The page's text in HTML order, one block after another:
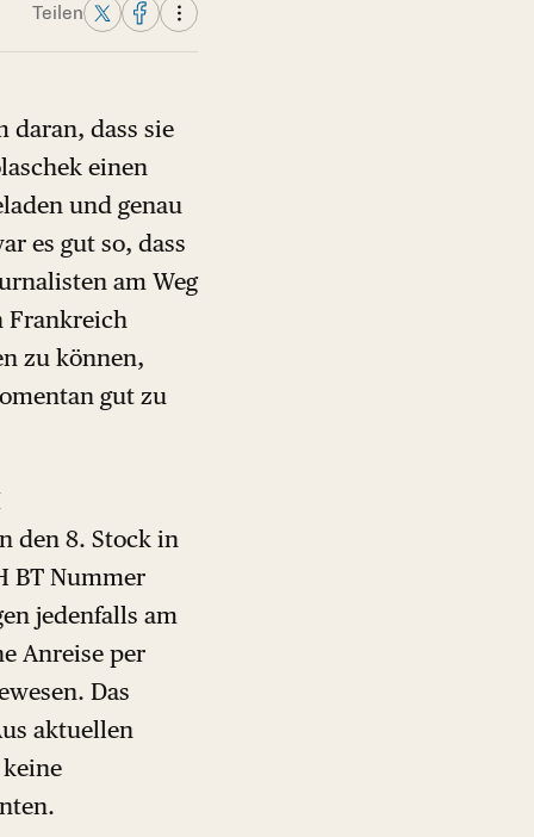
Teilen
daran, dass sie
einen
und genau
es gut so, dass
am Weg
Frankreich
zu können,
gut zu
den 8. Stock in
BT Nummer
jedenfalls am
Anreise per
Das
aktuellen